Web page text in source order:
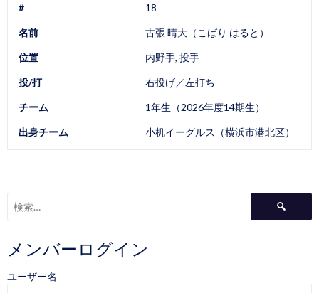
# 18
名前 古張 晴大（こばり はると）
位置 内野手, 投手
投/打 右投げ／左打ち
チーム 1年生（2026年度14期生）
出身チーム 小机イーグルス（横浜市港北区）
メンバーログイン
ユーザー名